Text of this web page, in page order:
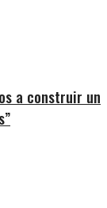
a construir un